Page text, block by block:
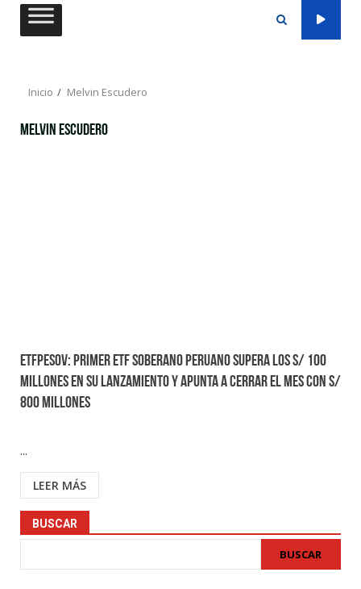
Saltar
Inicio Melvin Escudero
Melvin Escudero
ETFPESOV: Primer ETF soberano peruano supera los S/ 100
millones en su lanzamiento y apunta a cerrar el mes con S/
800 millones
...
LEER MÁS
BUSCAR
BUSCAR